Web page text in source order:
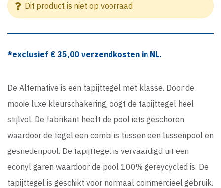
Dit product is niet op voorraad
*exclusief € 35,00 verzendkosten in NL.
De Alternative is een tapijttegel met klasse. Door de
mooie luxe kleurschakering, oogt de tapijttegel heel
stijlvol. De fabrikant heeft de pool iets geschoren
waardoor de tegel een combi is tussen een lussenpool en
gesnedenpool. De tapijttegel is vervaardigd uit een
econyl garen waardoor de pool 100% gereycycled is. De
tapijttegel is geschikt voor normaal commercieel gebruik.